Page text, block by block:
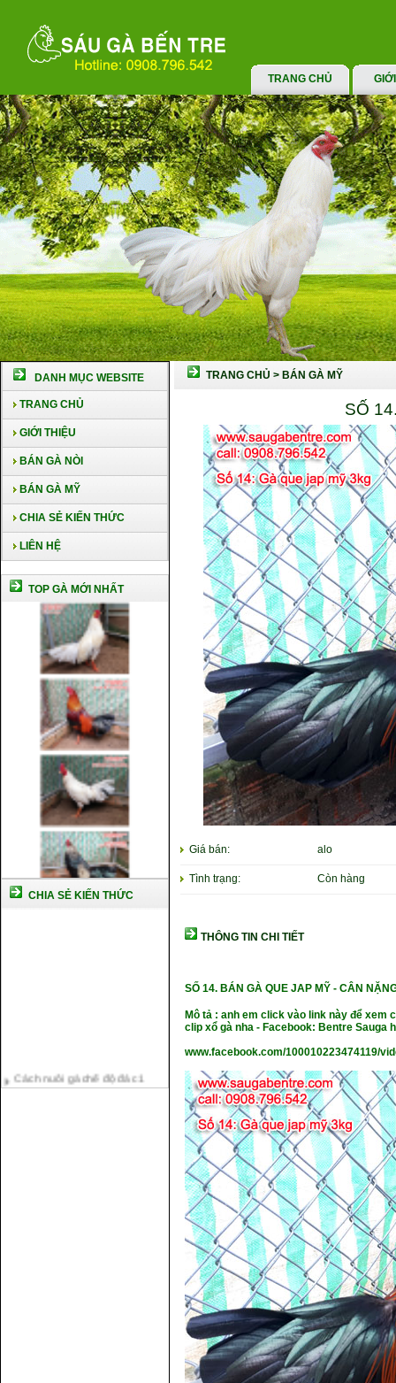
TRANG CHỦ
DANH MỤC WEBSITE
TRANG CHỦ
GIỚI THIỆU
BÁN GÀ NÒI
BÁN GÀ MỸ
CHIA SẺ KIẾN THỨC
LIÊN HỆ
TOP GÀ MỚI NHẤT
CHIA SẺ KIẾN THỨC
Cách nuôi gà đông tảo thuần
TRANG CHỦ > BÁN GÀ MỸ
SỐ
Giá bán: alo
Tình trạng: Còn hàng
THÔNG TIN CHI TIẾT
SỐ 14.BÁN GÀ QUE JAP MỸ -CÂN NẶ
Mô tả : anh em click vào link này để xem
clip xổ gà nha - Facebook: Bentre Sauga
www.facebook.com/100010223474119/